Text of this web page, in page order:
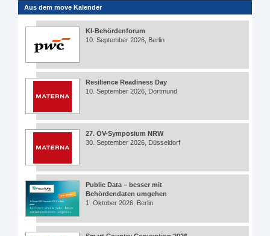
Aus dem move Kalender
KI-Behördenforum
10. September 2026, Berlin
Resilience Readiness Day
10. September 2026, Dortmund
27. ÖV-Symposium NRW
30. September 2026, Düsseldorf
Public Data – besser mit
Behördendaten umgehen
1. Oktober 2026, Berlin